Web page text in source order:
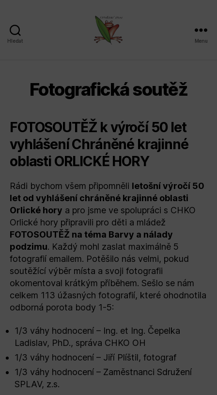
Hledat Menu
Fotografická soutěž
FOTOSOUTĚŽ k výročí 50 let
vyhlášení Chráněné krajinné
oblasti ORLICKÉ HORY
Rádi bychom všem připomněli letošní výročí 50
let od vyhlášení chráněné krajinné oblasti
Orlické hory a pro jsme ve spolupráci s CHKO
Orlické hory připravili pro děti a mládež
FOTOSOUTĚŽ na téma Barvy a nálady
podzimu. Každý mohl zaslat maximálně 5
fotografií emailem. Potěšilo nás velmi, pokud
soutěžící výběr místa a svoji fotografii
okomentoval krátkým příběhem. Sešlo se nám
celkem 113 úžasných fotografií, které ohodnotila
odborná porota body 1-5:
1/3 váhy hodnocení – Ing. et Ing. Čepelka
Ladislav, PhD., správa CHKO OH
1/3 váhy hodnocení – Jiří Plíštil, fotograf
1/3 váhy hodnocení – Zaměstnanci Sdružení
SPLAV, z.s.